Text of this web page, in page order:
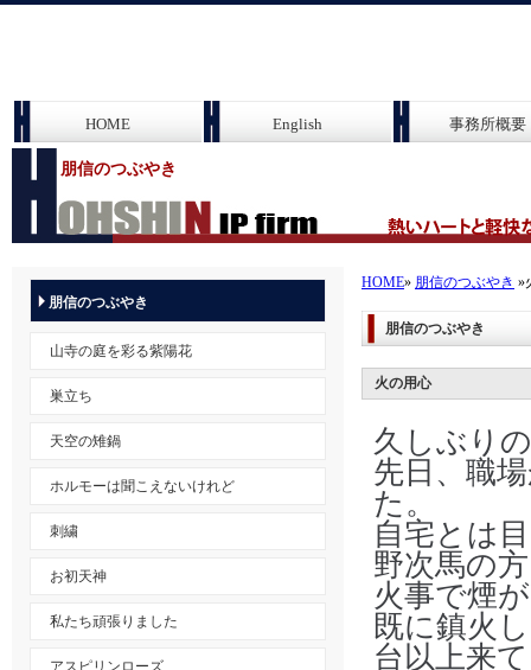
HOME English 事務所概要
朋信のつぶやき
HOME» 朋信のつぶやき »
朋信のつぶやき
火の用心
久しぶり
先日、職
た。
自宅とは
野次馬の
火事で煙
既に鎮火
台以上来
朋信のつぶやき
山寺の庭を彩る紫陽花
巣立ち
天空の雉鍋
ホルモーは聞こえないけれど
刺繍
お初天神
私たち頑張りました
アスピリンローズ